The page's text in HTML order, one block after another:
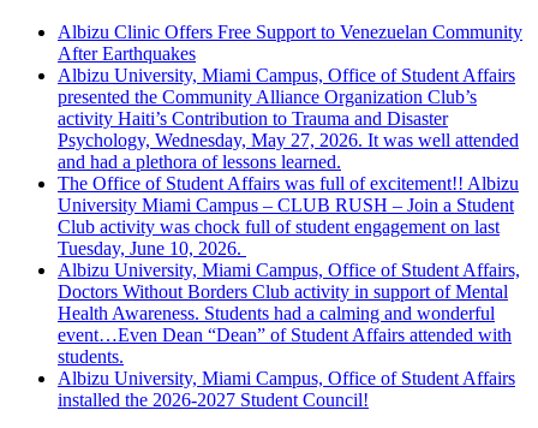
Albizu Clinic Offers Free Support to Venezuelan Community
After Earthquakes
Albizu University, Miami Campus, Office of Student Affairs
presented the Community Alliance Organization Club’s
activity Haiti’s Contribution to Trauma and Disaster
Psychology, Wednesday, May 27, 2026. It was well attended
and had a plethora of lessons learned.
The Office of Student Affairs was full of excitement!! Albizu
University Miami Campus – CLUB RUSH – Join a Student
Club activity was chock full of student engagement on last
Tuesday, June 10, 2026.
Albizu University, Miami Campus, Office of Student Affairs,
Doctors Without Borders Club activity in support of Mental
Health Awareness. Students had a calming and wonderful
event…Even Dean “Dean” of Student Affairs attended with
students.
Albizu University, Miami Campus, Office of Student Affairs
installed the 2026-2027 Student Council!